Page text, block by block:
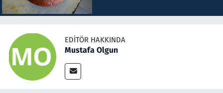
EDITÖR HAKKINDA
Mustafa Olgun